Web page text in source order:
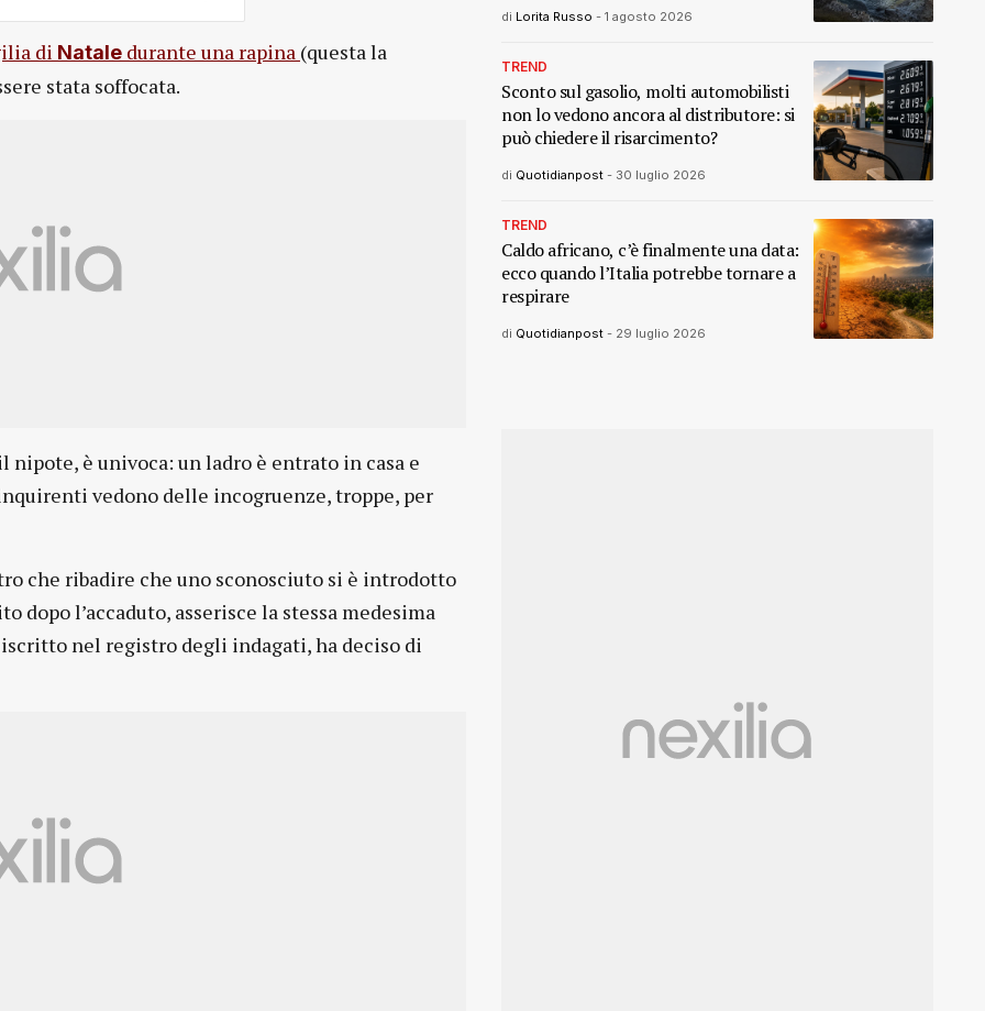
di Natale durante una rapina (questa la
stata soffocata.
è univoca: un ladro è entrato in casa e
vedono delle incogruenze, troppe, per
che ribadire che uno sconosciuto si è introdotto
dopo l’accaduto, asserisce la stessa medesima
nel registro degli indagati, ha deciso di
di Lorita Russo - 1 agosto 2026
TREND
Sconto sul gasolio, molti automobilisti
non lo vedono ancora al distributore: si
può chiedere il risarcimento?
di Quotidianpost - 30 luglio 2026
TREND
Caldo africano, c’è finalmente una data:
ecco quando l’Italia potrebbe tornare a
respirare
di Quotidianpost - 29 luglio 2026